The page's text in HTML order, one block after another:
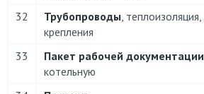
32 Трубопроводы , теплоизоляция,
крепления
33
Пакет рабочей документации
котельную